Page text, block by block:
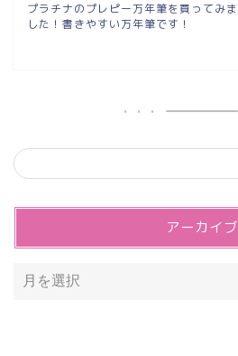
プラチナのプレピー万年筆を買ってみま
した！書きやすい万年筆です！
アーカイブ